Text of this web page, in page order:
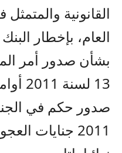
القانونية
العام، بإخطار
بشأن صدور أمر
13
2011 جنايات